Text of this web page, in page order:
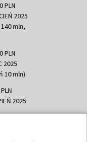
PLN
2025
mln,
PLN
2025
10 mln)
2025